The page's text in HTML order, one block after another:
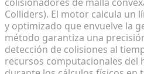
Colliders). El motor calcula un
y optimizado que envuelve la
método garantiza una
detección de colisiones al
recursos computacionales del